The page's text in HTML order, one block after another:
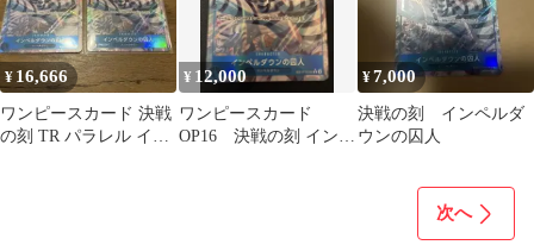
¥ 16,666
ワンピースカード 決戦
の刻 TR パラレル イン
¥ 12,000
ワンピースカード
OP16 決戦の刻 インペ
¥7,000
決戦の刻 インペルダ
ウンの囚人
次へ